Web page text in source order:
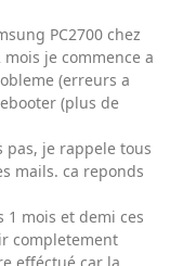
PC2700 chez
je commence a
(erreurs a
(plus de
pas, je rappele tous
mails. ca reponds
1 mois et demi ces
completement